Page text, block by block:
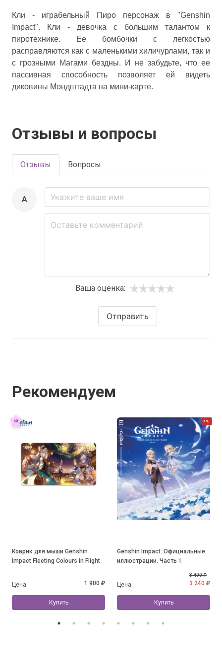
Кли - играбельный Пиро персонаж в "Genshin
Impact". Кли - девочка с большим талантом к
пиротехнике. Ее бомбочки с легкостью
расправляются как с маленькими хиличурлами, так и
с грозными Магами бездны. И не забудьте, что ее
пассивная способность позволяет ей видеть
диковины Мондштадта на мини-карте.
Отзывы и вопросы
Отзывы Вопросы
A
Ваша оценка:
Отправить
Рекомендуем
Коврик для мыши Genshin
Impact Fleeting Colours in Flight
Цена: 1 900 ₽
Купить
7%
Genshin Impact: Официальные
иллюстрации. Часть 1
Цена:
3 490 ₽
3 240 ₽
Купить